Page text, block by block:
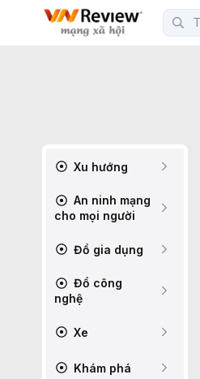
Xu hướng
An ninh mạng
cho mọi người
Đồ gia dụng
Đồ công
nghệ
Xe
Khám phá